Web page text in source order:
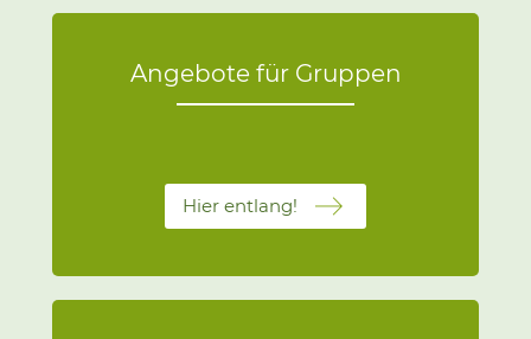
Angebote für Gruppen
Hier entlang!